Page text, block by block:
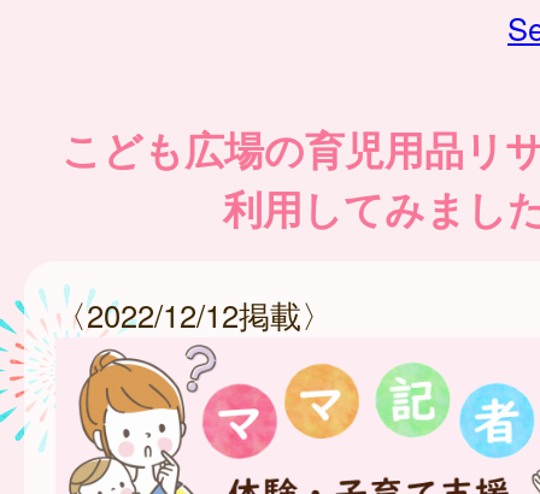
こども広場の育児用品リ
利用してみまし
〈2022/12/12掲載〉